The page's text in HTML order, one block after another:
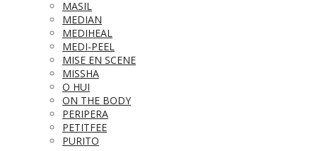
MASIL
MEDIAN
MEDIHEAL
MEDI-PEEL
MISE EN SCENE
MISSHA
O HUI
ON THE BODY
PERIPERA
PETITFEE
PURITO